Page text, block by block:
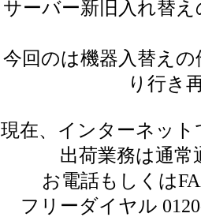
サーバー新旧入れ替
今回のは機器入替え
り行き
現在、インターネッ
出荷業務は通
お電話もしくは
フリーダイヤル